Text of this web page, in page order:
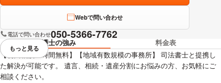
Webで問い合わせ
電話で問い合わせ050-5366-7762
弁護士の強み
料金表
【初回相談１時間無料】【地域有数規模の事務所】 司法書士と提携し
た解決が可能です。 遺言、相続・遺産分割にお悩みの方、お気軽にご
相談ください。
視覚的に省略されている要素を
もっと見る